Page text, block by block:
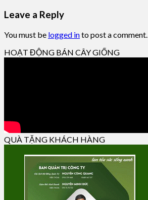
Leave a Reply
You must be logged into post a comment.
HOẠT ĐỘNG BÁN CÂY GIỐNG
QUÀ TẶNG KHÁCH HÀNG